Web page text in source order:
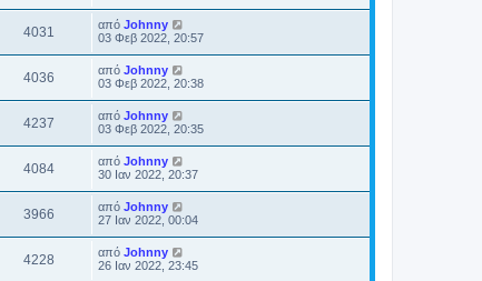
4031 από Johnny
03 Φεβ 2022, 20:57
4036 από Johnny
03 Φεβ 2022, 20:38
4237 από Johnny
03 Φεβ 2022, 20:35
4084 από Johnny
30 Ιαν 2022, 20:37
3966 από Johnny
27 Ιαν 2022, 00:04
4228 από Johnny
26 Ιαν 2022, 23:45